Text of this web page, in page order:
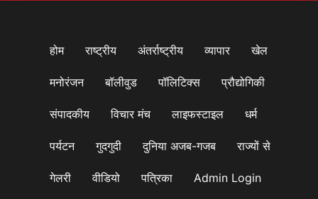
होम राष्ट्रीय अंतर्राष्ट्रीय व्यापार खेल
मनोरंजन बॉलीवुड पॉलिटिक्स प्रौद्योगिकी
संपादकीय विचार मंच लाइफस्टाइल धर्म
पर्यटन गुदगुदी दुनिया अजब-गजब राज्यों से
गेलरी वीडियो पत्रिका Admin Login